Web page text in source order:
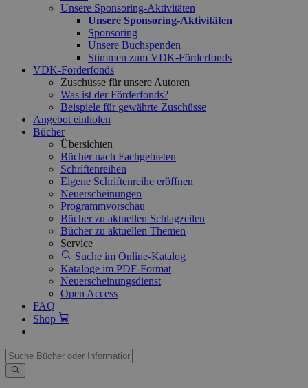
Unsere Sponsoring-Aktivitäten
Unsere Sponsoring-Aktivitäten
Sponsoring
Unsere Buchspenden
Stimmen zum VDK-Förderfonds
VDK-Förderfonds
Zuschüsse für unsere Autoren
Was ist der Förderfonds?
Beispiele für gewährte Zuschüsse
Angebot einholen
Bücher
Übersichten
Bücher nach Fachgebieten
Schriftenreihen
Eigene Schriftenreihe eröffnen
Neuerscheinungen
Programmvorschau
Bücher zu aktuellen Schlagzeilen
Bücher zu aktuellen Themen
Service
Suche im Online-Katalog
Kataloge im PDF-Format
Neuerscheinungsdienst
Open Access
FAQ
Shop